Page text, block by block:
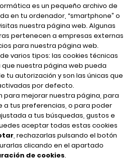
es un pequeño archivo de
en tu ordenador, “smartphone” o
nuestra página web. Algunas
pertenecen a empresas externas
para nuestra página web.
varios tipos: las cookies técnicas
nuestra página web pueda
tu autorización y son las únicas que
por defecto.
para mejorar nuestra página, para
a tus preferencias, o para poder
a tus búsquedas, gustos e
aceptar todas estas cookies
, rechazarlas pulsando el botón
clicando en el apartado
de cookies.